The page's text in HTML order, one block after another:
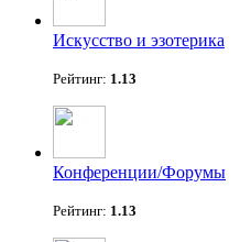
Искусство и эзотерика
Рейтинг: 1.13
Конференции/Форумы
Рейтинг: 1.13